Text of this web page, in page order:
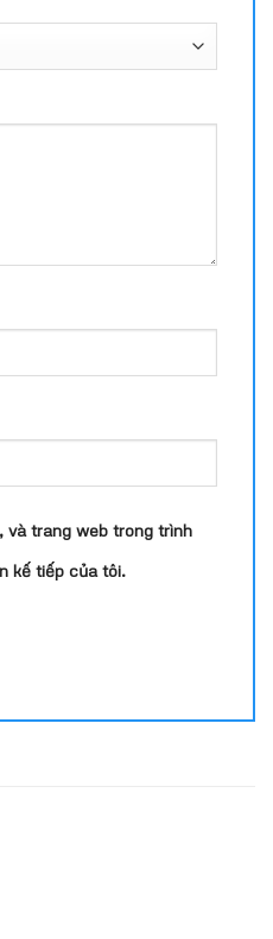
và trang web trong trình
kế tiếp của tôi.